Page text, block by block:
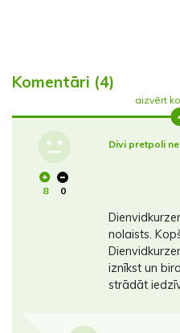
Komentāri (4)
aizvērt
8 0
Divi pretpoli
nolaists.
iznīkst un
strādāt